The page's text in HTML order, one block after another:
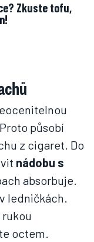
Zkuste tofu,
působí
z cigaret. Do
nádobu s
absorbuje.
ledničkách.
rukou
octem.